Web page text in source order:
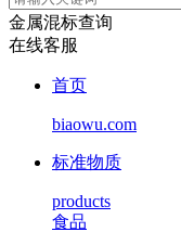
金属混标查询
在线客服
首页
biaowu.com
标准物质
products
食品